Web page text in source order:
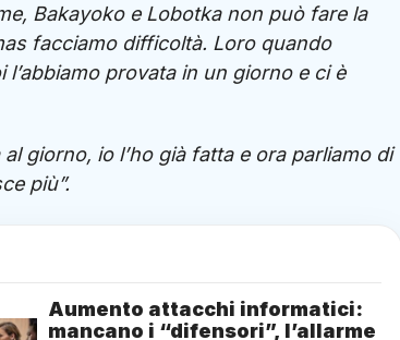
Bakayoko e Lobotka non può fare la
facciamo difficoltà. Loro quando
provata in un giorno e ci è
giorno, io l’ho già fatta e ora parliamo di
più”.
Aumento attacchi informatici:
mancano i “difensori”, l’allarme